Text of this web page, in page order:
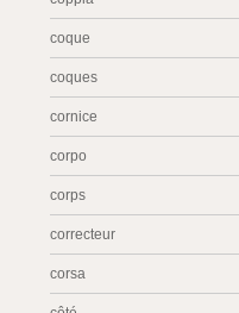
coque
coques
cornice
corpo
corps
correcteur
corsa